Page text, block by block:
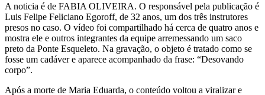
A noticia é de FABIA OLIVEIRA. O responsável pela publicação é
Luis Felipe Feliciano Egoroff, de 32 anos, um dos três instrutores
presos no caso. O vídeo foi compartilhado há cerca de quatro anos e
mostra ele e outros integrantes da equipe arremessando um saco
preto da Ponte Esqueleto. Na gravação, o objeto é tratado como se
fosse um cadáver e aparece acompanhado da frase: “Desovando
corpo”.
Após a morte de Maria Eduarda, o conteúdo voltou a viralizar e